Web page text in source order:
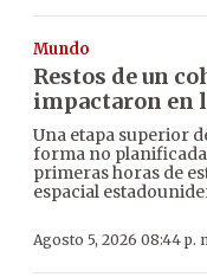
Mundo
Restos de un
impactaron en
Una etapa superior
forma no
primeras horas de
espacial
Agosto 5, 2026 08:44 p.